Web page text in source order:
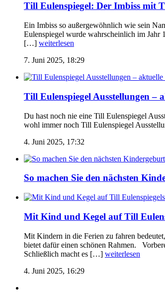
Till Eulenspiegel: Der Imbiss mit
Ein Imbiss so außergewöhnlich wie sein
Eulenspiegel wurde wahrscheinlich im
[…] weiterlesen
7. Juni 2025, 18:29
Till Eulenspiegel Ausstellungen –
Du hast noch nie eine Till Eulenspiegel
wohl immer noch Till Eulenspiegel
4. Juni 2025, 17:32
So machen Sie den nächsten
Mit Kind und Kegel auf Till
Mit Kindern in die Ferien zu fahren
bietet dafür einen schönen Rahmen.
Schließlich macht es […] weiterlesen
4. Juni 2025, 16:29